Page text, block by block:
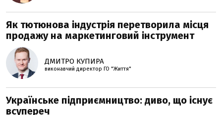
Як тютюнова індустрія перетворила місця
продажу на маркетинговий інструмент
ДМИТРО КУПИРА
виконавчий директор ГО "Життя"
Українське підприємництво: диво, що існує
всупереч